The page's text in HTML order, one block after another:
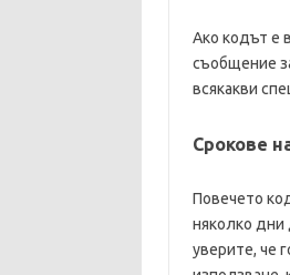
Ако кодът е
съобщение
всякакви
Срокове
Повечето
няколко дни
уверите, че